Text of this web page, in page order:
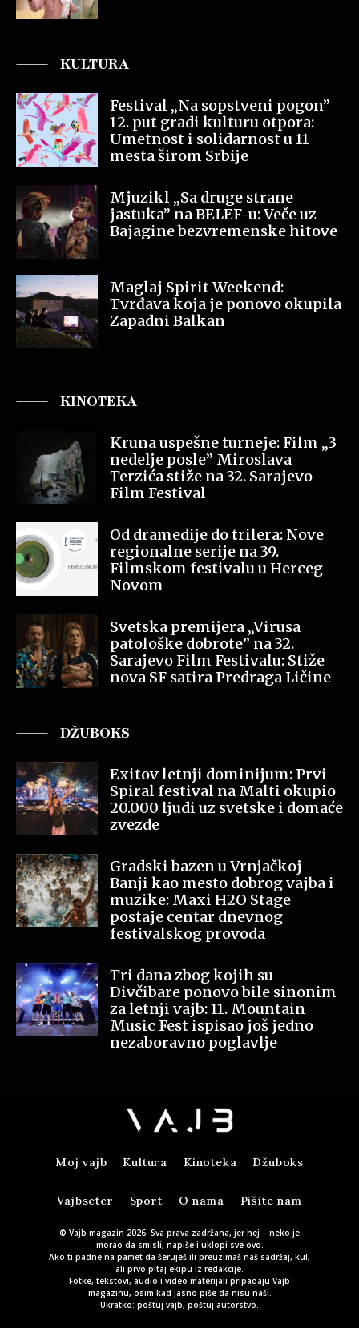
KULTURA
Festival „Na sopstveni pogon”
12. put gradi kulturu otpora:
Umetnost i solidarnost u 11
mesta širom Srbije
Mjuzikl „Sa druge strane
jastuka” na BELEF-u: Veče uz
Bajagine bezvremenske hitove
Maglaj Spirit Weekend:
Tvrđava koja je ponovo okupila
Zapadni Balkan
KINOTEKA
Kruna uspešne turneje: Film „3
nedelje posle” Miroslava
Terzića stiže na 32. Sarajevo
Film Festival
Od dramedije do trilera: Nove
regionalne serije na 39.
Filmskom festivalu u Herceg
Novom
Svetska premijera „Virusa
patološke dobrote” na 32.
Sarajevo Film Festivalu: Stiže
nova SF satira Predraga Ličine
DŽUBOKS
Exitov letnji dominijum: Prvi
Spiral festival na Malti okupio
20.000 ljudi uz svetske i domaće
zvezde
Gradski bazen u Vrnjačkoj
Banji kao mesto dobrog vajba i
muzike: Maxi H2O Stage
postaje centar dnevnog
festivalskog provoda
Tri dana zbog kojih su
Divčibare ponovo bile sinonim
za letnji vajb: 11. Mountain
Music Fest ispisao još jedno
nezaboravno poglavlje
Moj vajb Kultura Kinoteka Džuboks
Vajbseter Sport O nama Pišite nam
© Vajb magazin 2026. Sva prava zadržana, jer hej – neko je
morao da smisli, napiše i uklopi sve ovo.
Ako ti padne na pamet da šeruješ ili preuzimaš naš sadržaj, kul,
ali prvo pitaj ekipu iz redakcije.
Fotke, tekstovi, audio i video materijali pripadaju Vajb
magazinu, osim kad jasno piše da nisu naši.
Ukratko: poštuj vajb, poštuj autorstvo.